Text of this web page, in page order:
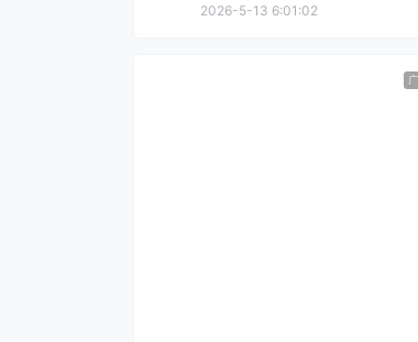
2026-5-13 6:01:02